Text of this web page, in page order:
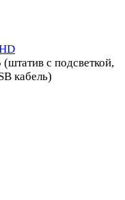
с подсветкой,
кабель)